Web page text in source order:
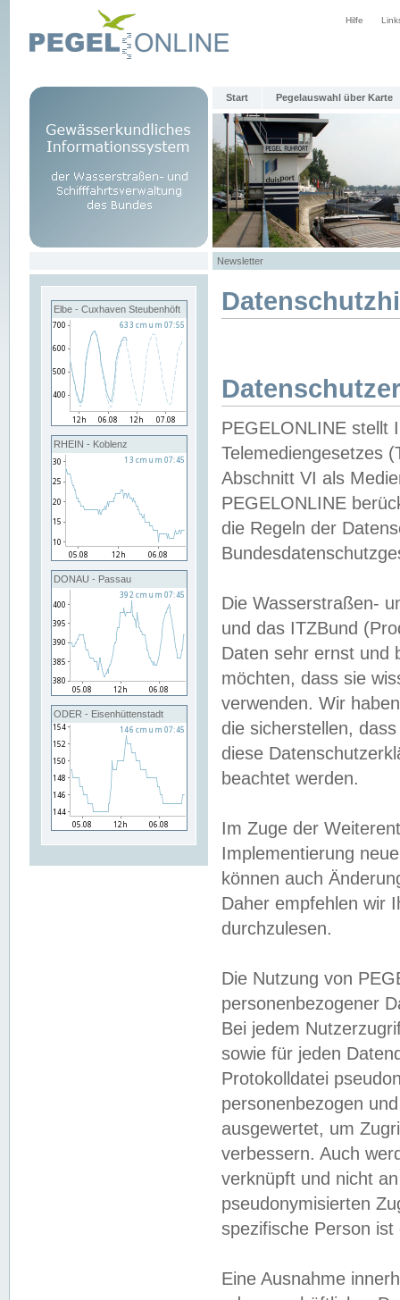
Hilfe
Start Pegelauswahl über Karte
Newsletter
Elbe - Cuxhaven Steubenhöft
RHEIN - Koblenz
DONAU - Passau
ODER - Eisenhüttenstadt
PEGELONLINE stellt
Telemediengesetzes
Abschnitt VI als
PEGELONLINE
die Regeln der
Die Wasserstraßen-
und das ITZBund
Daten sehr ernst und
möchten, dass sie
verwenden. Wir
die sicherstellen,
diese
beachtet werden.
Im Zuge der
Implementierung
können auch
Daher empfehlen wir
durchzulesen.
Die Nutzung von
personenbezogener
Bei jedem
sowie für jeden
Protokolldatei
personenbezogen
ausgewertet, um
verbessern. Auch
verknüpft und nicht
pseudonymisierten
spezifische Person
Eine Ausnahme